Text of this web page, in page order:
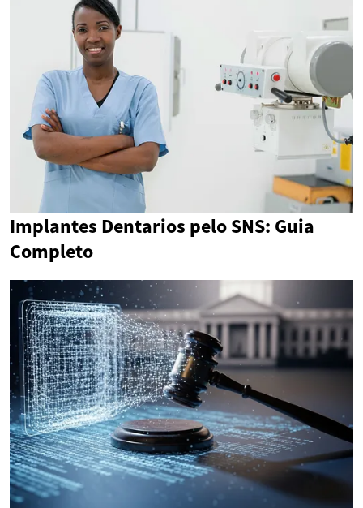
Implantes Dentarios pelo SNS: Guia
Completo